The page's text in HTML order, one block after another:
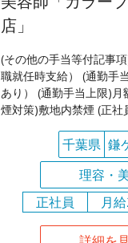
店」
(その他の手当等付記事
職就任時支給） (通勤手
あり） (通勤手当上限)
煙対策)敷地内禁煙 (正社
千葉県 鎌
理容・
正社員
月